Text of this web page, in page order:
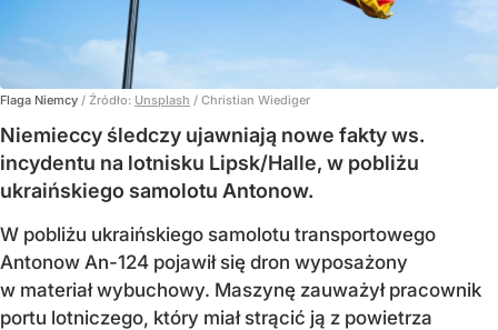
Flaga Niemcy / Źródło: Unsplash / Christian Wiediger
Niemieccy śledczy ujawniają nowe fakty ws.
incydentu na lotnisku Lipsk/Halle, w pobliżu
ukraińskiego samolotu Antonow.
W pobliżu ukraińskiego samolotu transportowego
Antonow An-124 pojawił się dron wyposażony
w materiał wybuchowy. Maszynę zauważył pracownik
portu lotniczego, który miał strącić ją z powietrza